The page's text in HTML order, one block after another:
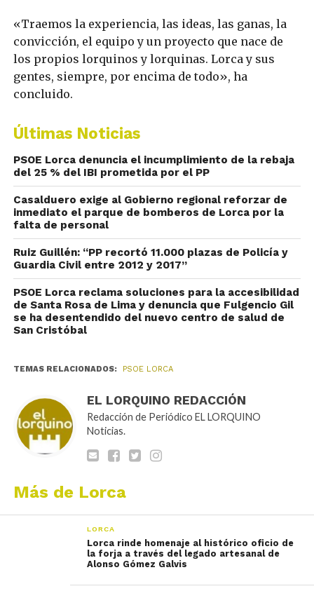
«Traemos la experiencia, las ideas, las ganas, la
convicción, el equipo y un proyecto que nace de
los propios lorquinos y lorquinas. Lorca y sus
gentes, siempre, por encima de todo», ha
concluido.
Últimas Noticias
PSOE Lorca denuncia el incumplimiento de la rebaja
del 25 % del IBI prometida por el PP
Casalduero exige al Gobierno regional reforzar de
inmediato el parque de bomberos de Lorca por la
falta de personal
Ruiz Guillén: “PP recortó 11.000 plazas de Policía y
Guardia Civil entre 2012 y 2017”
PSOE Lorca reclama soluciones para la accesibilidad
de Santa Rosa de Lima y denuncia que Fulgencio Gil
se ha desentendido del nuevo centro de salud de
San Cristóbal
TEMAS RELACIONADOS: PSOE LORCA
EL LORQUINO REDACCIÓN
Redacción de Periódico EL LORQUINO
Noticias.
Más de Lorca
LORCA
Lorca rinde homenaje al histórico oficio de
la forja a través del legado artesanal de
Alonso Gómez Galvis